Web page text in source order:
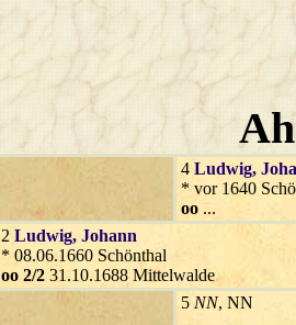
4 Ludwig,
* vor 1640
oo ...
2 Ludwig, Johann
* 08.06.1660 Schönthal
oo 2/2 31.10.1688 Mittelwalde
5 NN, NN